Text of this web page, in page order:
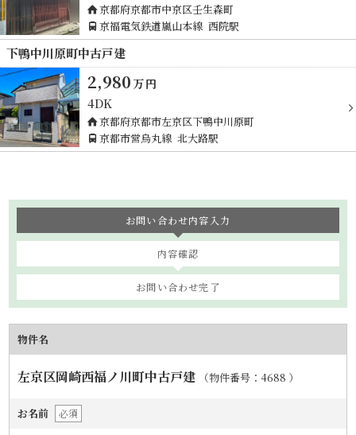
京都府京都市中京区壬生森町
京福電気鉄道嵐山本線 西院駅
下鴨中川原町中古戸建
2,980 万円
4DK
京都府京都市左京区下鴨中川原町
京都市営烏丸線 北大路駅
お問い合わせ内容入力
内容確認
お問い合わせ完了
物件名
左京区岡崎西福ノ川町中古戸建 （物件番号：4688 ）
お名前 必須